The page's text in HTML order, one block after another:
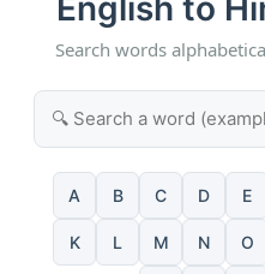
English to
Search words
A B C D E
K L M N O